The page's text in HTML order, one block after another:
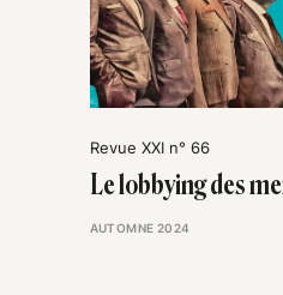
Revue XXI n° 66
Le lobbying des
AUTOMNE 2024